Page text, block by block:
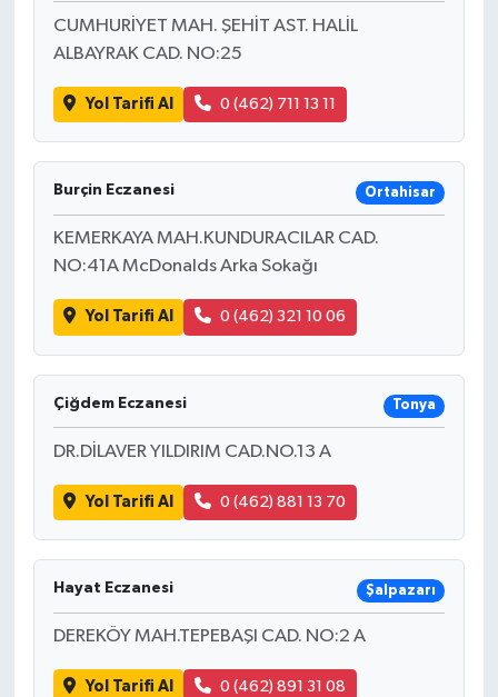
CUMHURİYET MAH. ŞEHİT AST. HALİL
ALBAYRAK CAD. NO:25
Yol Tarifi Al 0 (462) 711 13 11
Burçin Eczanesi Ortahisar
KEMERKAYA MAH.KUNDURACILAR CAD.
NO:41A McDonalds Arka Sokağı
Yol Tarifi Al 0 (462) 321 10 06
Çiğdem Eczanesi Tonya
DR.DİLAVER YILDIRIM CAD.NO.13 A
Yol Tarifi Al 0 (462) 881 13 70
Hayat Eczanesi Şalpazarı
DEREKÖY MAH.TEPEBAŞI CAD. NO:2 A
Yol Tarifi Al 0 (462) 891 31 08